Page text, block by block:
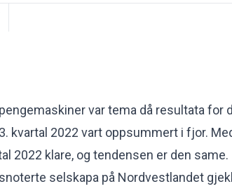
var tema då resultata for
kvartal 2022 vart oppsummert i fjor.
2022 klare, og tendensen er den same.
selskapa på Nordvestlandet